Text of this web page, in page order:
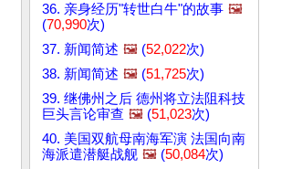
36. 亲身经历"转世白牛"的故事 🖼️
(70,990次)
37. 新闻简述 🖼️ (52,022次)
38. 新闻简述 🖼️ (51,725次)
39. 继佛州之后 德州将立法阻科技
巨头言论审查 🖼️ (51,023次)
40. 美国双航母南海军演 法国向南
海派遣潜艇战舰 🖼️ (50,084次)